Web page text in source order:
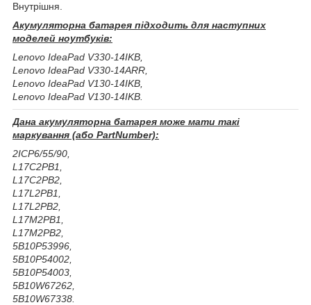
Внутрішня.
Акумуляторна батарея підходить для наступних
моделей ноутбуків:
Lenovo IdeaPad V330-14IKB,
Lenovo IdeaPad V330-14ARR,
Lenovo IdeaPad V130-14IKB,
Lenovo IdeaPad V130-14IKB.
Дана акумуляторна батарея може мати такі
маркування (або PartNumber):
2ICP6/55/90,
L17C2PB1,
L17C2PB2,
L17L2PB1,
L17L2PB2,
L17M2PB1,
L17M2PB2,
5B10P53996,
5B10P54002,
5B10P54003,
5B10W67262,
5B10W67338